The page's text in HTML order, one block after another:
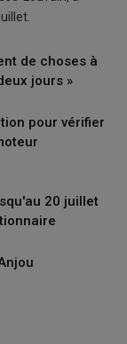
de choses à
jours »
pour vérifier
20 juillet